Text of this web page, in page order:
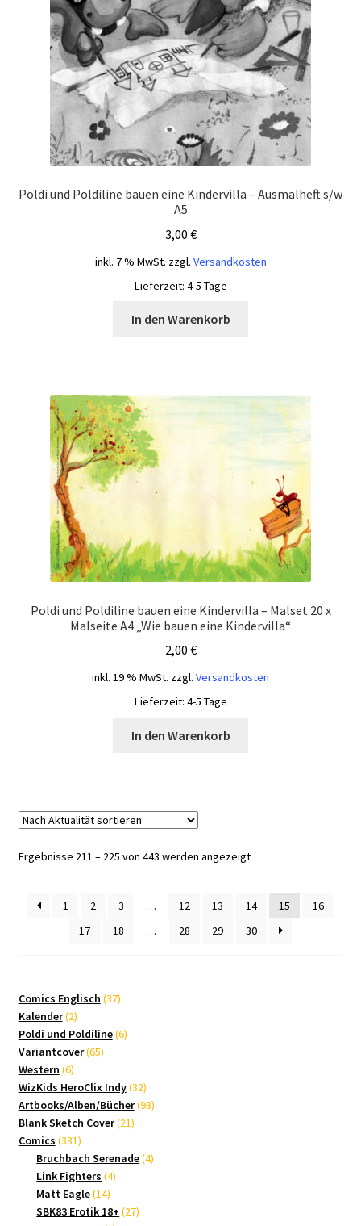
Poldi und Poldiline bauen eine Kindervilla – Ausmalheft s/w
A5
3,00 €
inkl. 7 % MwSt. zzgl. Versandkosten
Lieferzeit: 4-5 Tage
In den Warenkorb
Poldi und Poldiline bauen eine Kindervilla – Malset 20 x
Malseite A4 „Wie bauen eine Kindervilla“
2,00 €
inkl. 19 % MwSt. zzgl. Versandkosten
Lieferzeit: 4-5 Tage
In den Warenkorb
Ergebnisse 211 – 225 von 443 werden angezeigtNach
sortiert
1
2 3 … 12 13 14 15
16
17
18 … 28 29 30
Comics Englisch 3737
Kalender 22
Produkte
Poldi und Poldiline 66
Variantcover 6565
Western 66
Produkte
WizKids HeroClix Indy 3232
Produkte
Artbooks/Alben/Bücher 9393
Blank Sketch Cover 2121
Comics 331331
Produkte
Bruchbach Serenade 44
Link Fighters 44
Matt Eagle 1414
Produkte
SBK83 Erotik 18+ 2727